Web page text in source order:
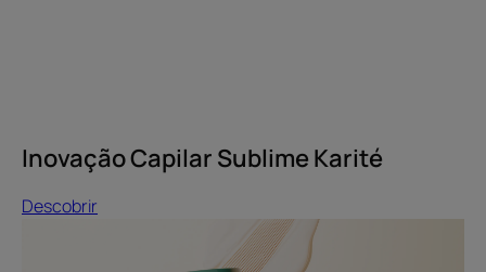
Inovação Capilar Sublime Karité
Descobrir